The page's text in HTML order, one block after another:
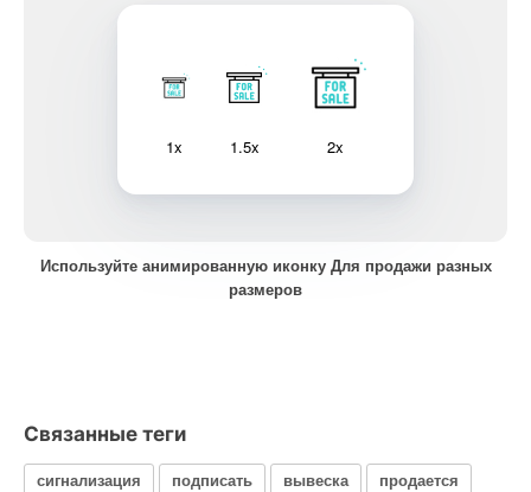
1x 1.5x 2x
Используйте анимированную иконку Для продажи разных
размеров
Связанные теги
сигнализация подписать вывеска продается